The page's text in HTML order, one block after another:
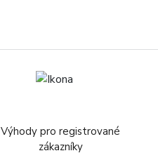
Výhody pro registrované
zákazníky